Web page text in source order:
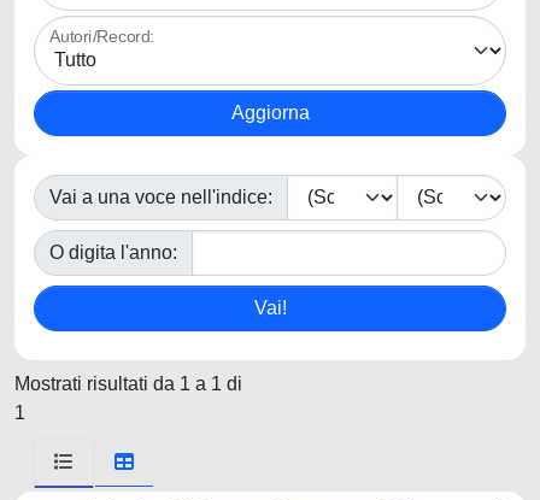
Autori/Record:
Vai a una voce nell'indice:
O digita l'anno:
Mostrati risultati da 1 a 1 di
1